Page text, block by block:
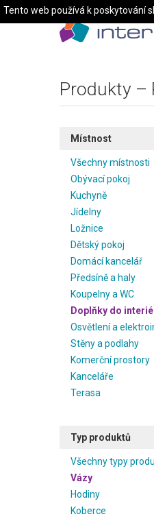
Produkty –
Místnost
Všechny místnosti
Obývací pokoj
Kuchyně
Jídelny
Ložnice
Dětský pokoj
Domácí kancelář
Předsíně a haly
Koupelny a WC
Doplňky do
Osvětlení a
Stěny a podlahy
Komerční prostory
Kanceláře
Terasa
Typ produktů
Všechny typy
Vázy
Hodiny
Koberce
Tento web používá k poskytování